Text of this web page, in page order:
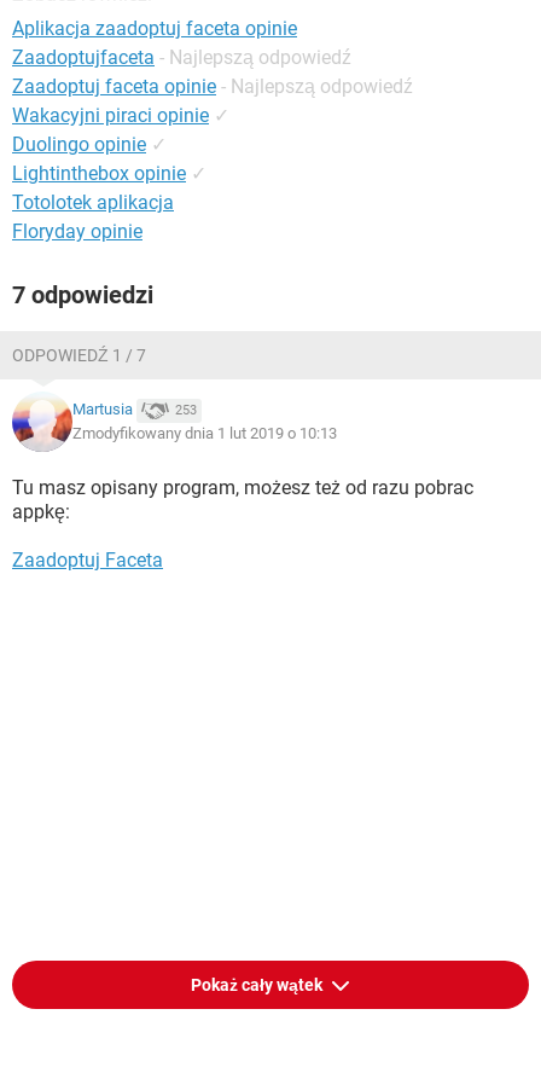
Aplikacja zaadoptuj faceta opinie
Zaadoptujfaceta - Najlepszą odpowiedź
Zaadoptuj faceta opinie - Najlepszą odpowiedź
Wakacyjni piraci opinie ✓
Duolingo opinie ✓
Lightinthebox opinie ✓
Totolotek aplikacja
Floryday opinie
7 odpowiedzi
ODPOWIEDŹ 1 / 7
Martusia 253
Zmodyfikowany dnia 1 lut 2019 o 10:13
Tu masz opisany program, możesz też od razu pobrac
appkę:
Zaadoptuj Faceta
Pokaż cały wątek